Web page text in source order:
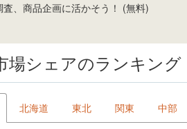
査、商品企画に活かそう！ (無料)
場シェアのランキング
北海道 東北 関東 中部